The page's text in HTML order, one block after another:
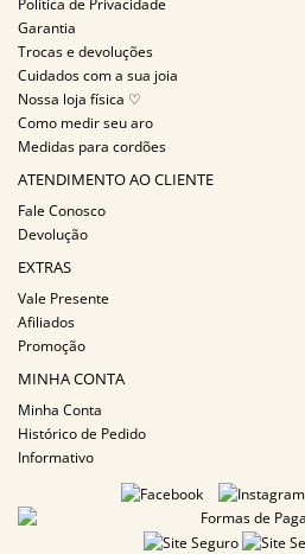
Política de Privacidade
Garantia
Trocas e devoluções
Cuidados com a sua joia
Nossa loja física ♡
Como medir seu aro
Medidas para cordões
ATENDIMENTO AO CLIENTE
Fale Conosco
Devolução
EXTRAS
Vale Presente
Afiliados
Promoção
MINHA CONTA
Minha Conta
Histórico de Pedido
Informativo